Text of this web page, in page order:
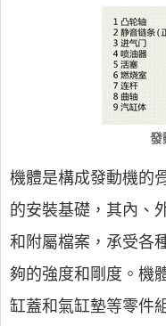
發
機體是構成發動機的
的安裝基礎，其內、
和附屬檔案，承受各
夠的強度和剛度。機
缸蓋和氣缸墊等零件